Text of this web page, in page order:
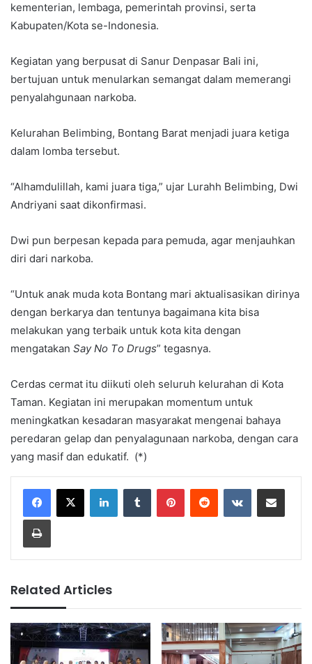
kementerian, lembaga, pemerintah provinsi, serta
Kabupaten/Kota se-Indonesia.
Kegiatan yang berpusat di Sanur Denpasar Bali ini,
bertujuan untuk menularkan semangat dalam memerangi
penyalahgunaan narkoba.
Kelurahan Belimbing, Bontang Barat menjadi juara ketiga
dalam lomba tersebut.
“Alhamdulillah, kami juara tiga,” ujar Lurahh Belimbing, Dwi
Andriyani saat dikonfirmasi.
Dwi pun berpesan kepada para pemuda, agar menjauhkan
diri dari narkoba.
“Untuk anak muda kota Bontang mari aktualisasikan dirinya
dengan berkarya dan tentunya bagaimana kita bisa
melakukan yang terbaik untuk kota kita dengan
mengatakan SayNo To Drugs” tegasnya.
Cerdas cermat itu diikuti oleh seluruh kelurahan di Kota
Taman. Kegiatan ini merupakan momentum untuk
meningkatkan kesadaran masyarakat mengenai bahaya
peredaran gelap dan penyalagunaan narkoba, dengan cara
yang masif dan edukatif. (*)
LinkedInTumblr PinterestReddit VKontakteShare via Email
Print
Related Articles